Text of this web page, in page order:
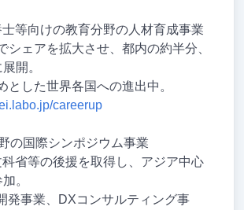
等向けの教育分野の人材育成事業
ェアを拡大させ、都内の約半分、
開。
した世界各国への進出中。
careerup
の国際シンポジウム事業
省等の後援を取得し、アジア中心
。
発事業、DXコンサルティング事